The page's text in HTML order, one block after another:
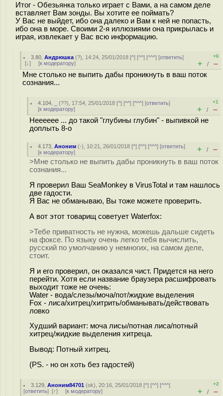
Итог - Обезьянка только играет с Вами, а на самом деле
вставляет Вам зонды. Вы хотите ее поймать?
У Вас не выйдет, ибо она далеко и Вам к ней не попасть,
ибо она в море. Своими 2-я иллюзиями она прикрылась и
играя, извлекает у Вас всю информацию.
3.80 ,Андрюшка (?), 14:24, 25/01/2018 [^] [^^] [^^^] [ответить]
[↓] [к модератору]
+6
+ / –
Мне столько не выпить дабы проникнуть в ваш поток
сознания...
4.104 (??), 17:54, 25/01/2018 [^] [^^] [^^^] [ответить]
[к модератору]
+1
+ / –
Нееееее ... до такой "глубины глубин" - выпивкой не
доплыть 8-о
4.173 ,Аноним (-), 10:21, 26/01/2018 [^] [^^] [^^^] [ответить]
[к модератору] + / –
>Мне столько не выпить дабы проникнуть в ваш поток
сознания...
Я проверил Ваш SeaMonkey в VirusTotal и там нашлось
две гадости.
Я Вас не обманываю, Вы тоже можете проверить.
А вот этот товарищ советует Waterfox:
>Тебе приватность не нужна, можешь дальше сидеть
на фоксе. По языку очень легко тебя вычислить,
русский по умолчанию у немногих, на самом деле,
стоит.
Я и его проверил, он оказался чист. Придется на него
перейти. Хотя если название браузера расшифровать
выходит тоже не очень:
Water - вода/слезы/моча/пот/жидкие выделения
Fox - лиса/хитрец/хитрить/обманывать/действовать
ловко
Худший вариант: моча лисы/потная лиса/потный
хитрец/жидкие выделения хитреца.
Вывод: Потный хитрец.
(PS. - но он хоть без гадостей)
3.129 ,Аноним84701 (ok), 20:16, 25/01/2018 [^] [^^] [^^^]
[ответить] [↑] [к модератору]
+2
+ / –